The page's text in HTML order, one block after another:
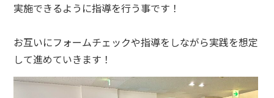
実施できるように指導を行う事です！
お互いにフォームチェックや指導をしながら実践を想定
して進めていきます！